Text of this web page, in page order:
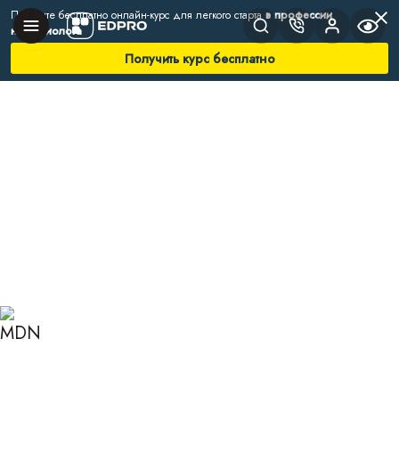
Получите бесплатно онлайн-курс для легкого стартав профессии
нутрициолога
Получить курс бесплатно